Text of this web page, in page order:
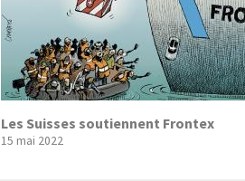
Les Suisses soutiennent Frontex
15 mai 2022